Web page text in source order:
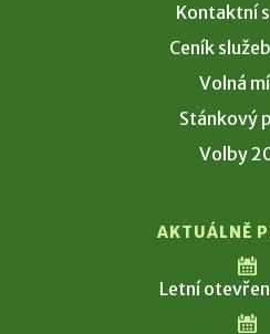
Kontaktní
Ceník
Volná
Stánkový
Volby
AKTUÁLNĚ
Letní